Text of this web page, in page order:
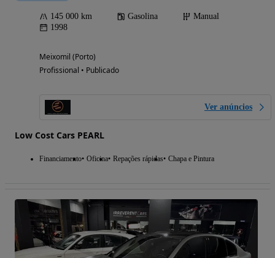
145 000 km Gasolina
Manual
1998
Meixomil (Porto)
Profissional • Publicado
Ver anúncios
Low Cost Cars PEARL
Financiamento Oficina Repações rápidas Chapa e Pintura